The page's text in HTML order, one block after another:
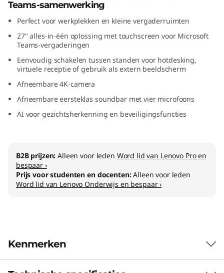
w
P
u
Teams-samenwerking
Perfect voor werkplekken en kleine vergaderruimten
27" alles-in-één oplossing met touchscreen voor Microsoft
Teams-vergaderingen
Eenvoudig schakelen tussen standen voor hotdesking,
virtuele receptie of gebruik als extern beeldscherm
Afneembare 4K-camera
Afneembare eersteklas soundbar met vier microfoons
AI voor gezichtsherkenning en beveiligingsfuncties
B2B prijzen:Alleen voor leden Word lid van Lenovo Pro en
bespaar ›
Prijs voor studenten en docenten:Alleen voor leden
Word lid van Lenovo Onderwijs en bespaar ›
Kenmerken